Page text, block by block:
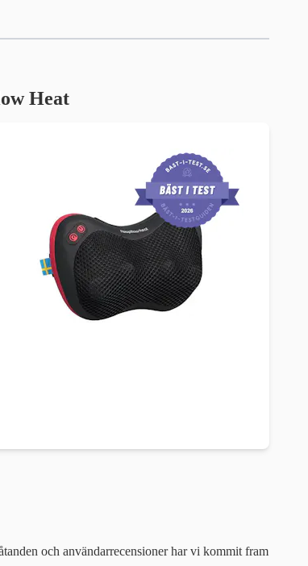
Heat
och användarrecensioner har vi kommit fram